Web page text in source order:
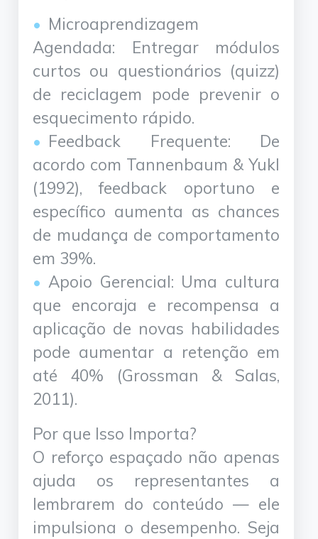
Microaprendizagem
Agendada: Entregar módulos
curtos ou questionários (quizz)
de reciclagem pode prevenir o
esquecimento rápido.
Feedback Frequente: De
acordo com Tannenbaum & Yukl
(1992), feedback oportuno e
específico aumenta as chances
de mudança de comportamento
em 39%.
Apoio Gerencial: Uma cultura
que encoraja e recompensa a
aplicação de novas habilidades
pode aumentar a retenção em
até 40% (Grossman & Salas,
2011).
Por que Isso Importa?
O reforço espaçado não apenas
ajuda os representantes a
lembrarem do conteúdo — ele
impulsiona o desempenho. Seja